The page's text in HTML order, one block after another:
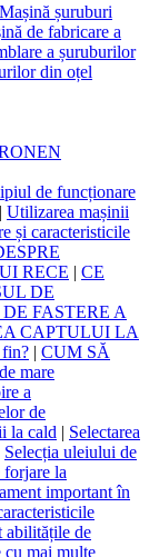
Mașină șuruburi
de fabricare a
a șuruburilor
din oțel
de funcționare
| Utilizarea mașinii
și caracteristicile
RECE | CE
DE
FASTERE A
CAPTULUI LA
| CUM SĂ
mare
a
de
la cald | Selectarea
Selecția uleiului de
forjare la
important în
abilitățile de
cu mai multe